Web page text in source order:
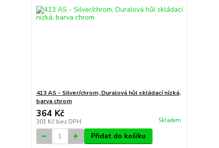
413 AS - Silver/chrom, Duralová hůl skládací nízká,
barva chrom
364 Kč
301 Kč bez DPH Skladem
Přidat do košíku